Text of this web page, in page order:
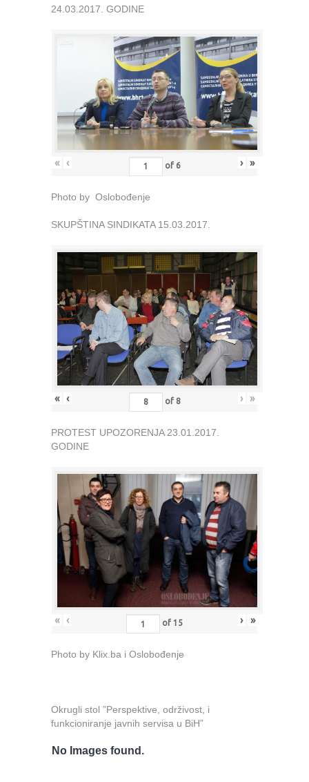
24.03.2017. GODINE
« ‹ of 6 › »
Photo by Oslobođenje
SKUPŠTINA SINDIKATA 15.03.2017.
« ‹ of 8 › »
PROTEST UPOZORENJA 23.01.2017.
GODINE
« ‹ of 15 › »
Photo by Klix.ba i Oslobođenje
Okrugli stol ”Perspektive, održivost, i
funkcioniranje javnih servisa u BiH”
No Images found.